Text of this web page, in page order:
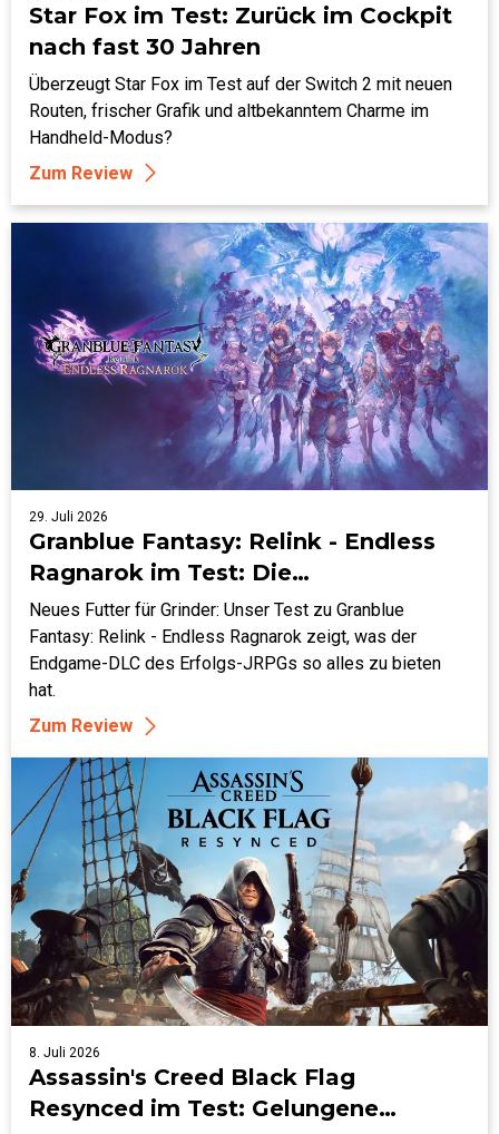
Star Fox im Test: Zurück im Cockpit
nach fast 30 Jahren
Überzeugt Star Fox im Test auf der Switch 2 mit neuen
Routen, frischer Grafik und altbekanntem Charme im
Handheld-Modus?
Zum Review
29. Juli 2026
Granblue Fantasy: Relink - Endless
Ragnarok im Test: Die
Himmelsfahrer im endlosen
Endgame
Neues Futter für Grinder: Unser Test zu Granblue
Fantasy: Relink - Endless Ragnarok zeigt, was der
Endgame-DLC des Erfolgs-JRPGs so alles zu bieten
hat.
Zum Review
8. Juli 2026
Assassin's Creed Black Flag
Resynced im Test: Gelungene